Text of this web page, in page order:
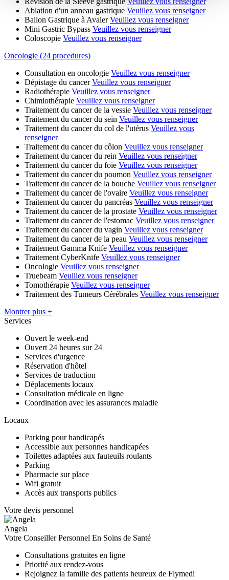
Ablation d'un anneau gastrique Veuillez vous renseigner
Ballon Gastrique à Avaler Veuillez vous renseigner
Mini Gastric Bypass Veuillez vous renseigner
Coloscopie Veuillez vous renseigner
Oncologie (24 procedures)
Consultation en oncologie Veuillez vous renseigner
Dépistage du cancer Veuillez vous renseigner
Radiothérapie Veuillez vous renseigner
Chimiothérapie Veuillez vous renseigner
Traitement du cancer de la vessie Veuillez vous renseigner
Traitement du cancer du sein Veuillez vous renseigner
Traitement du cancer du col de l'utérus Veuillez vous
renseigner
Traitement du cancer du côlon Veuillez vous renseigner
Traitement du cancer du rein Veuillez vous renseigner
Traitement du cancer du foie Veuillez vous renseigner
Traitement du cancer du poumon Veuillez vous renseigner
Traitement du cancer de la bouche Veuillez vous renseigner
Traitement du cancer de l'ovaire Veuillez vous renseigner
Traitement du cancer du pancréas Veuillez vous renseigner
Traitement du cancer de la prostate Veuillez vous renseigner
Traitement du cancer de l'estomac Veuillez vous renseigner
Traitement du cancer du vagin Veuillez vous renseigner
Traitement du cancer de la peau Veuillez vous renseigner
Traitement Gamma Knife Veuillez vous renseigner
Traitement CyberKnife Veuillez vous renseigner
Oncologie Veuillez vous renseigner
Truebeam Veuillez vous renseigner
Tomothérapie Veuillez vous renseigner
Traitement des Tumeurs Cérébrales Veuillez vous renseigner
Montrer plus +
Services
Ouvert le week-end
Ouvert 24 heures sur 24
Services d'urgence
Réservation d'hôtel
Services de traduction
Déplacements locaux
Consultation médicale en ligne
Coordination avec les assurances maladie
Locaux
Parking pour handicapés
Accessible aux personnes handicapées
Toilettes adaptées aux fauteuils roulants
Parking
Pharmacie sur place
Wifi gratuit
Accès aux transports publics
Votre devis personnel
Angela
Votre Conseiller Personnel En Soins de Santé
Consultations gratuites en ligne
Priorité aux rendez-vous
Rejoignez la famille des patients heureux de Flymedi